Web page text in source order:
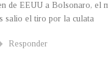
de EEUU a Bolsonaro, el
salio el tiro por la culata
Responder